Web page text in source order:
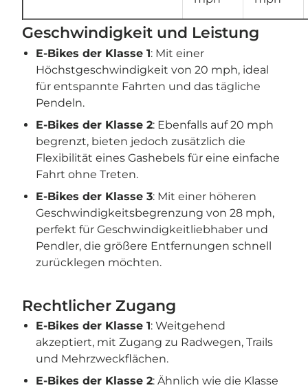
Geschwindigkeit und Leistung
E-Bikes der Klasse 1: Mit einer
Höchstgeschwindigkeit von 20 mph, ideal
für entspannte Fahrten und das tägliche
Pendeln.
E-Bikes der Klasse 2: Ebenfalls auf 20 mph
begrenzt, bieten jedoch zusätzlich die
Flexibilität eines Gashebels für eine einfache
Fahrt ohne Treten.
E-Bikes der Klasse 3: Mit einer höheren
Geschwindigkeitsbegrenzung von 28 mph,
perfekt für Geschwindigkeitliebhaber und
Pendler, die größere Entfernungen schnell
zurücklegen möchten.
Rechtlicher Zugang
E-Bikes der Klasse 1: Weitgehend
akzeptiert, mit Zugang zu Radwegen, Trails
und Mehrzweckflächen.
E-Bikes der Klasse 2: Ähnlich wie die Klasse